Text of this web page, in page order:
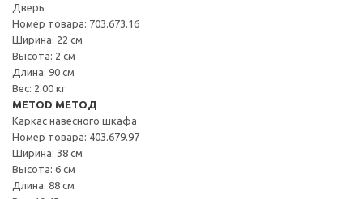
Дверь
Номер товара: 703.673.16
Ширина: 22 см
Высота: 2 см
Длина: 90 см
Вес: 2.00 кг
METOD МЕТОД
Каркас навесного шкафа
Номер товара: 403.679.97
Ширина: 38 см
Высота: 6 см
Длина: 88 см